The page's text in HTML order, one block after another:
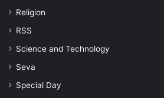
Religion
RSS
Science and Technology
Seva
Special Day